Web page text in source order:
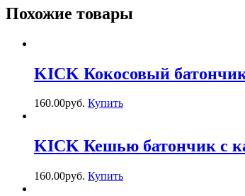
Похожие товары
KICK Кокосовый
160.00руб. Купить
KICK Кешью батончик с
160.00руб. Купить